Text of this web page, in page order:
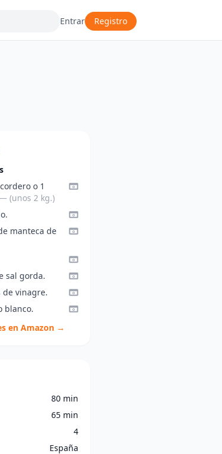
Entrar Registro
o 1
(unos 2 kg.)
manteca de
sal gorda.
de vinagre.
blanco.
en Amazon →
80 min
65 min
4
España